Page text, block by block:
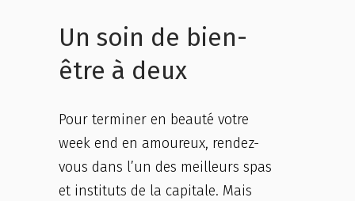
Un soin de bien-
être à deux
Pour terminer en beauté votre
week end en amoureux, rendez-
vous dans l’un des meilleurs spas
et instituts de la capitale. Mais